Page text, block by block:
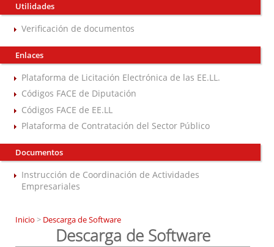
Utilidades
Verificación de documentos
Enlaces
Plataforma de Licitación Electrónica de las EE.LL.
Códigos FACE de Diputación
Códigos FACE de EE.LL
Plataforma de Contratación del Sector Público
Documentos
Instrucción de Coordinación de Actividades
Empresariales
Inicio > Descarga de Software
Descarga de Software